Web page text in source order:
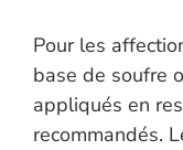
Pour les
base de soufre
appliqués en
recommandés.